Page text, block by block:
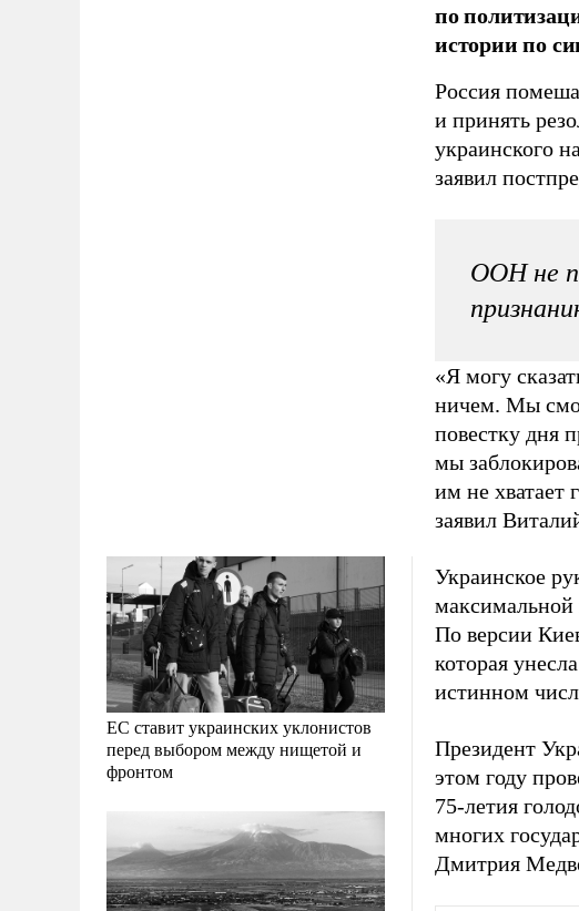
ЕС ставит украинских уклонистов
перед выбором между нищетой и
фронтом
по
истории по
Россия
и принять
украинского
заявил
ООН не
«Я могу
ничем. Мы
повестку дня
мы
им не хватает
заявил
Украинское
максимальной
По версии
которая
истинном
Президент
этом году
75-летия
многих
Дмитрия